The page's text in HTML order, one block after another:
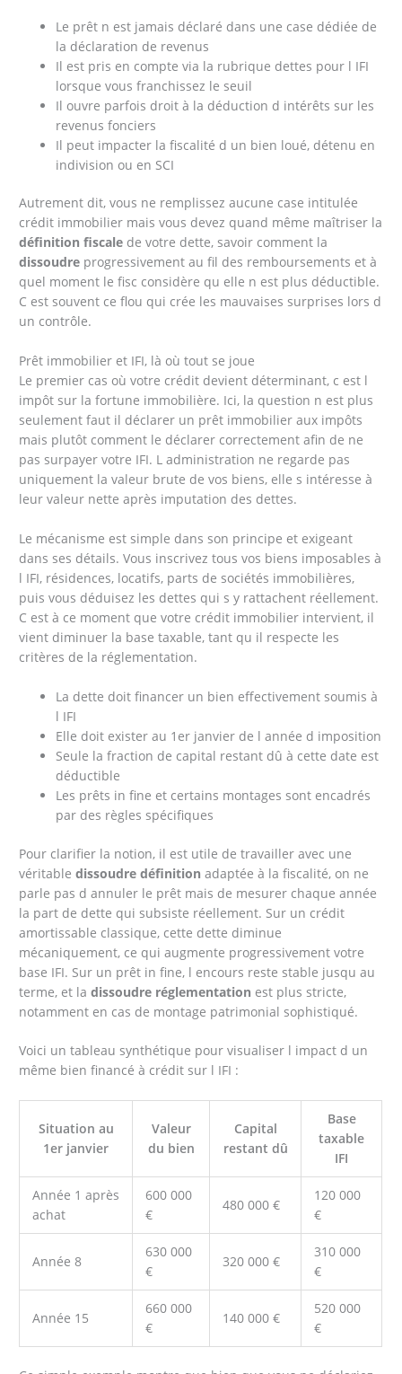
Le prêt n est jamais déclaré dans une case dédiée de
la déclaration de revenus
Il est pris en compte via la rubrique dettes pour l IFI
lorsque vous franchissez le seuil
Il ouvre parfois droit à la déduction d intérêts sur les
revenus fonciers
Il peut impacter la fiscalité d un bien loué, détenu en
indivision ou en SCI
Autrement dit, vous ne remplissez aucune case intitulée
crédit immobilier mais vous devez quand même maîtriser la
définition fiscale de votre dette, savoir comment la
dissoudre progressivement au fil des remboursements et à
quel moment le fisc considère qu elle n est plus déductible.
C est souvent ce flou qui crée les mauvaises surprises lors d
un contrôle.
Prêt immobilier et IFI, là où tout se joue
Le premier cas où votre crédit devient déterminant, c est l
impôt sur la fortune immobilière. Ici, la question n est plus
seulement faut il déclarer un prêt immobilier aux impôts
mais plutôt comment le déclarer correctement afin de ne
pas surpayer votre IFI. L administration ne regarde pas
uniquement la valeur brute de vos biens, elle s intéresse à
leur valeur nette après imputation des dettes.
Le mécanisme est simple dans son principe et exigeant
dans ses détails. Vous inscrivez tous vos biens imposables à
l IFI, résidences, locatifs, parts de sociétés immobilières,
puis vous déduisez les dettes qui s y rattachent réellement.
C est à ce moment que votre crédit immobilier intervient, il
vient diminuer la base taxable, tant qu il respecte les
critères de la réglementation.
La dette doit financer un bien effectivement soumis à
l IFI
Elle doit exister au 1er janvier de l année d imposition
Seule la fraction de capital restant dû à cette date est
déductible
Les prêts in fine et certains montages sont encadrés
par des règles spécifiques
Pour clarifier la notion, il est utile de travailler avec une
véritabledissoudre définition adaptée à la fiscalité, on ne
parle pas d annuler le prêt mais de mesurer chaque année
la part de dette qui subsiste réellement. Sur un crédit
amortissable classique, cette dette diminue
mécaniquement, ce qui augmente progressivement votre
base IFI. Sur un prêt in fine, l encours reste stable jusqu au
terme, et ladissoudre réglementation est plus stricte,
notamment en cas de montage patrimonial sophistiqué.
Voici un tableau synthétique pour visualiser l impact d un
même bien financé à crédit sur l IFI :
Situation au
1er janvier
Valeur
du bien
Capital
restant dû
Base
taxable
IFI
Année 1 après
achat
600 000
€
480 000 €
120 000
€
Année 8
630 000
€
320 000 €
310 000
€
Année 15
660 000
€
140 000 €
520 000
€